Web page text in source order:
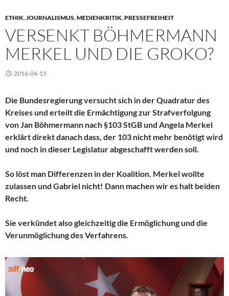
ETHIK,JOURNALISMUS,MEDIENKRITIK,PRESSEFREIHEIT
VERSENKT BÖHMERMANN
MERKEL UND DIE GROKO?
2016-04-15
Die Bundesregierung versucht sich in der Quadratur des
Kreises und erteilt die Ermächtigung zur Strafverfolgung
von Jan Böhmermann nach §103 StGB und Angela Merkel
erklärt direkt danach dass, der 103 nicht mehr benötigt wird
und noch in dieser Legislatur abgeschafft werden soll.
So löst man Differenzen in der Koalition. Merkel wollte
zulassen und Gabriel nicht! Dann machen wir es halt beiden
Recht.
Sie verkündet also gleichzeitig die Ermöglichung und die
Verunmöglichung des Verfahrens.